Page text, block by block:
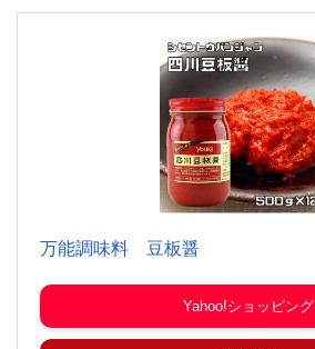
万能調味料 豆板醤
Yahoo!ショッピング